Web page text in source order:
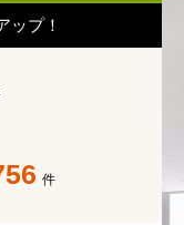
ップ！
件